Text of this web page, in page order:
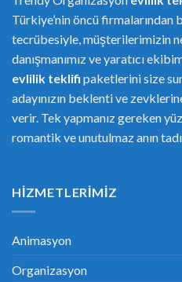
Türkiye’nin öncü firmalarından
tecrübesiyle, müşterilerimizin
danışmanımız ve yaratıcı
evlilik teklifi paketlerini size
adayınızın beklenti ve
verir. Tek yapmanız gereken
romantik ve unutulmaz anın
HIZMETLERIMIZ
Animasyon
Organizasyon